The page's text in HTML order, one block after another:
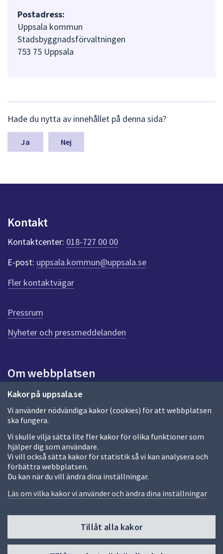
Kakor på uppsala.se
Vi använder nödvändiga kakor (cookies) för att webbplatsen
ska fungera.
Vi skulle vilja sätta lite fler kakor för olika funktioner som
hjälper dig som användare.
Vi vill också sätta kakor för statistik så vi kan analysera och
förbättra webbplatsen.
Du kan när du vill ändra dina inställningar.
Läs om vilka kakor vi använder och ändra dina inställningar
Tillåt alla kakor
Postadress:
Uppsala kommun
Stadsbyggnadsförvaltningen
753 75 Uppsala
ä
m
a
n
k
e
r
f
ö
r
e
n
n
a
d
a
Hade du nytta av innehållet på denna sida?
Nej
Kontakt
Kontaktcenter: 018-727 00 00
E-post: uppsala.kommun@uppsala.se
Fler kontaktvägar
Pressrum
Nyheter och pressmeddelanden
Om webbplatsen
Om webbplatsen
Allmänna handlingar och diarium
Behandling av personuppgifter
Kakor
Språk (other languages)
Tillgänglighetsredogörelse
Fler sätt att följa oss